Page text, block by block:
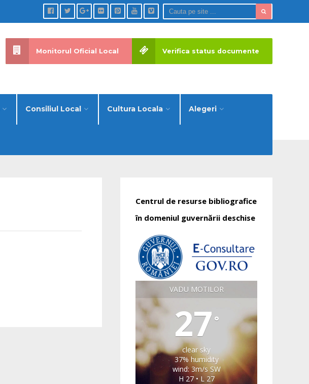
Consiliul Local Cultura Locala Alegeri
Monitorul Oficial Local Verifica status documente
Centrul de resurse bibliografice
în domeniul guvernării deschise
VADU MOTILOR
27 °
clear sky
37% humidity
wind: 3m/s SW
H 27 • L 27